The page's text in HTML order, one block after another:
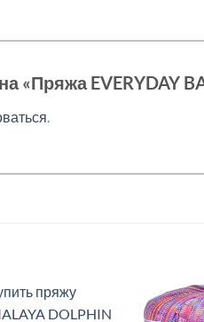
«Пряжа EVERYDAY
.